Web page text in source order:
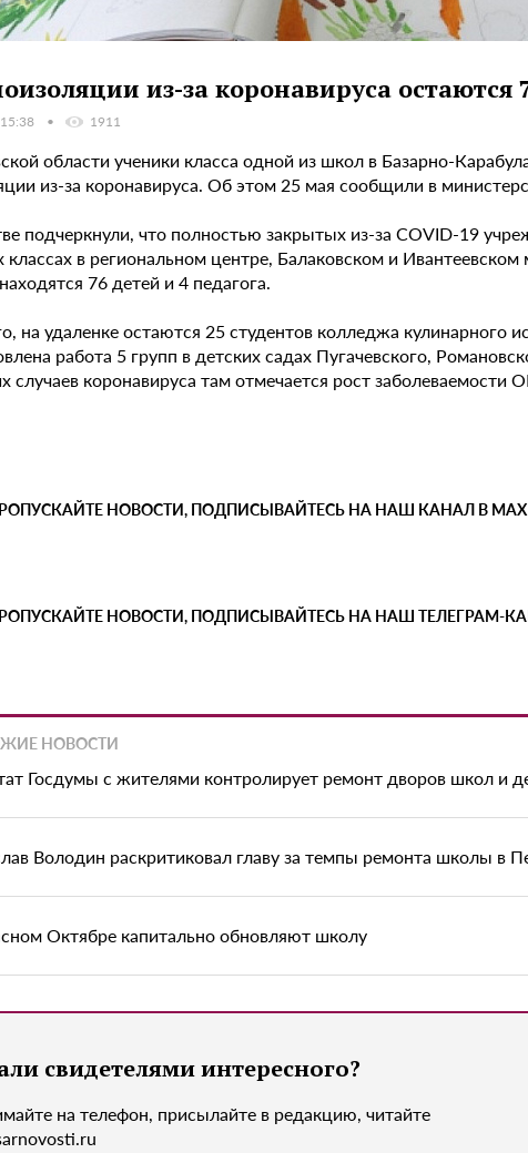
из-за коронавируса остаются
1911
области ученики класса одной из школ в Базарно-
из-за коронавируса. Об этом 25 мая сообщили в
подчеркнули, что полностью закрытых из-за COVID-19
классах в региональном центре, Балаковском и
76 детей и 4 педагога.
на удаленке остаются 25 студентов колледжа кулинарного
работа 5 групп в детских садах Пугачевского,
случаев коронавируса там отмечается рост заболеваемости
НОВОСТИ, ПОДПИСЫВАЙТЕСЬ НА НАШ КАНАЛ В MAX
НОВОСТИ, ПОДПИСЫВАЙТЕСЬ НА НАШ ТЕЛЕГРАМ-
НОВОСТИ
Госдумы с жителями контролирует ремонт дворов школ и
Володин раскритиковал главу за темпы ремонта школы в
Октябре капитально обновляют школу
свидетелями интересного?
на телефон, присылайте в редакцию, читайте